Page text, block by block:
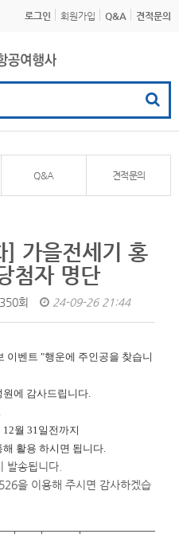
로그인 회원가입 Q&A 견적문의
Q&A 견적문의
] 가을전세기 홍
첨자 명단
회 24-09-26 21:44
이벤트 "행운에 주인공을 찾습니
에 감사드립니다.
월 31일전까지
활용 하시면 됩니다.
발송됩니다.
을 이용해 주시면 감사하겠습